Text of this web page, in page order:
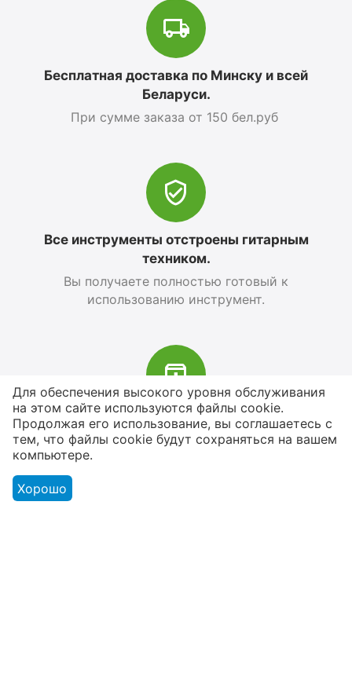
Бесплатная доставка по Минску и всей
Беларуси.
При сумме заказа от 150 бел.руб
Все инструменты отстроены гитарным
техником.
Вы получаете полностью готовый к
использованию инструмент.
В наличии более 4000 наименований
товаров
От расходников до сценического
Для обеспечения высокого уровня обслуживания
на этом сайте используются файлы cookie.
Продолжая его использование, вы соглашаетесь с
тем, что файлы cookie будут сохраняться на вашем
компьютере.
Хорошо